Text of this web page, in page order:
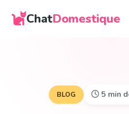
ChatDomestique
BLOG 5 min